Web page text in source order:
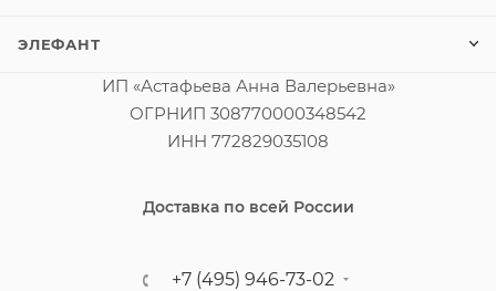
ЭЛЕФАНТ
ИП «Астафьева Анна Валерьевна»
ОГРНИП 308770000348542
ИНН 772829035108
Доставка по всей России
+7 (495) 946-73-02